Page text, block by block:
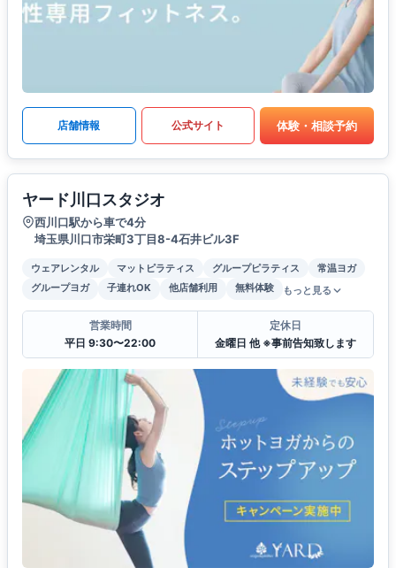
店舗情報 公式サイト 体験・相談予約
ヤード川口スタジオ
西川口駅から車で4分
埼玉県川口市栄町3丁目8-4石井ビル3F
ウェアレンタル マットピラティス グループピラティス
常温ヨガ
グループヨガ
子連れOK 他店舗利用 無料体験 もっと見る
営業時間
平日 9:30〜22:00
定休日
金曜日 他 ※事前告知致します